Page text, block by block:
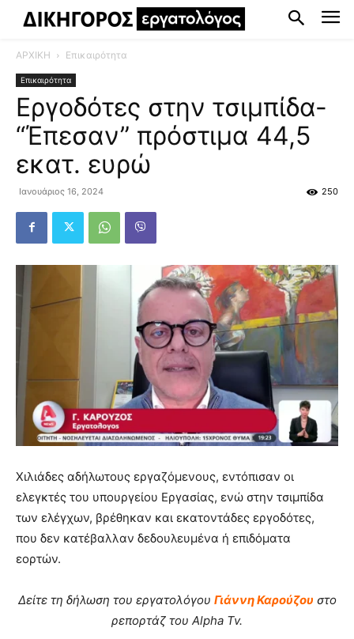
ΑΡΧΙΚΗ Επικαιρότητα
Επικαιρότητα
Εργοδότες στην τσιμπίδα-
“Έπεσαν” πρόστιμα 44,5
εκατ. ευρώ
Ιανουάριος 16, 2024 250
Χιλιάδες αδήλωτους εργαζόμενους, εντόπισαν οι
ελεγκτές του υπουργείου Εργασίας, ενώ στην τσιμπίδα
των ελέγχων, βρέθηκαν και εκατοντάδες εργοδότες,
που δεν κατέβαλλαν δεδουλευμένα ή επιδόματα
εορτών.
Δείτε τη δήλωση του εργατολόγου Γιάννη Καρούζου στο
ρεπορτάζ του Alpha Tv.